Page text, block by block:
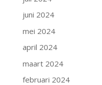
juni 2024
mei 2024
april 2024
maart 2024
februari 2024